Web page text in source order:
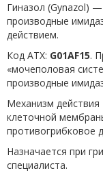
Гиназол (Gynazol)
производные
действием.
Код АТХ: G01AF15.
«мочеполовая
производные
Механизм действия
клеточной
противогрибковое
Назначается при
специалиста.